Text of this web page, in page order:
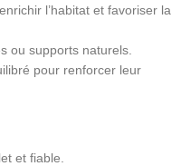
l’habitat et favoriser la
ou supports naturels.
pour renforcer leur
et fiable.